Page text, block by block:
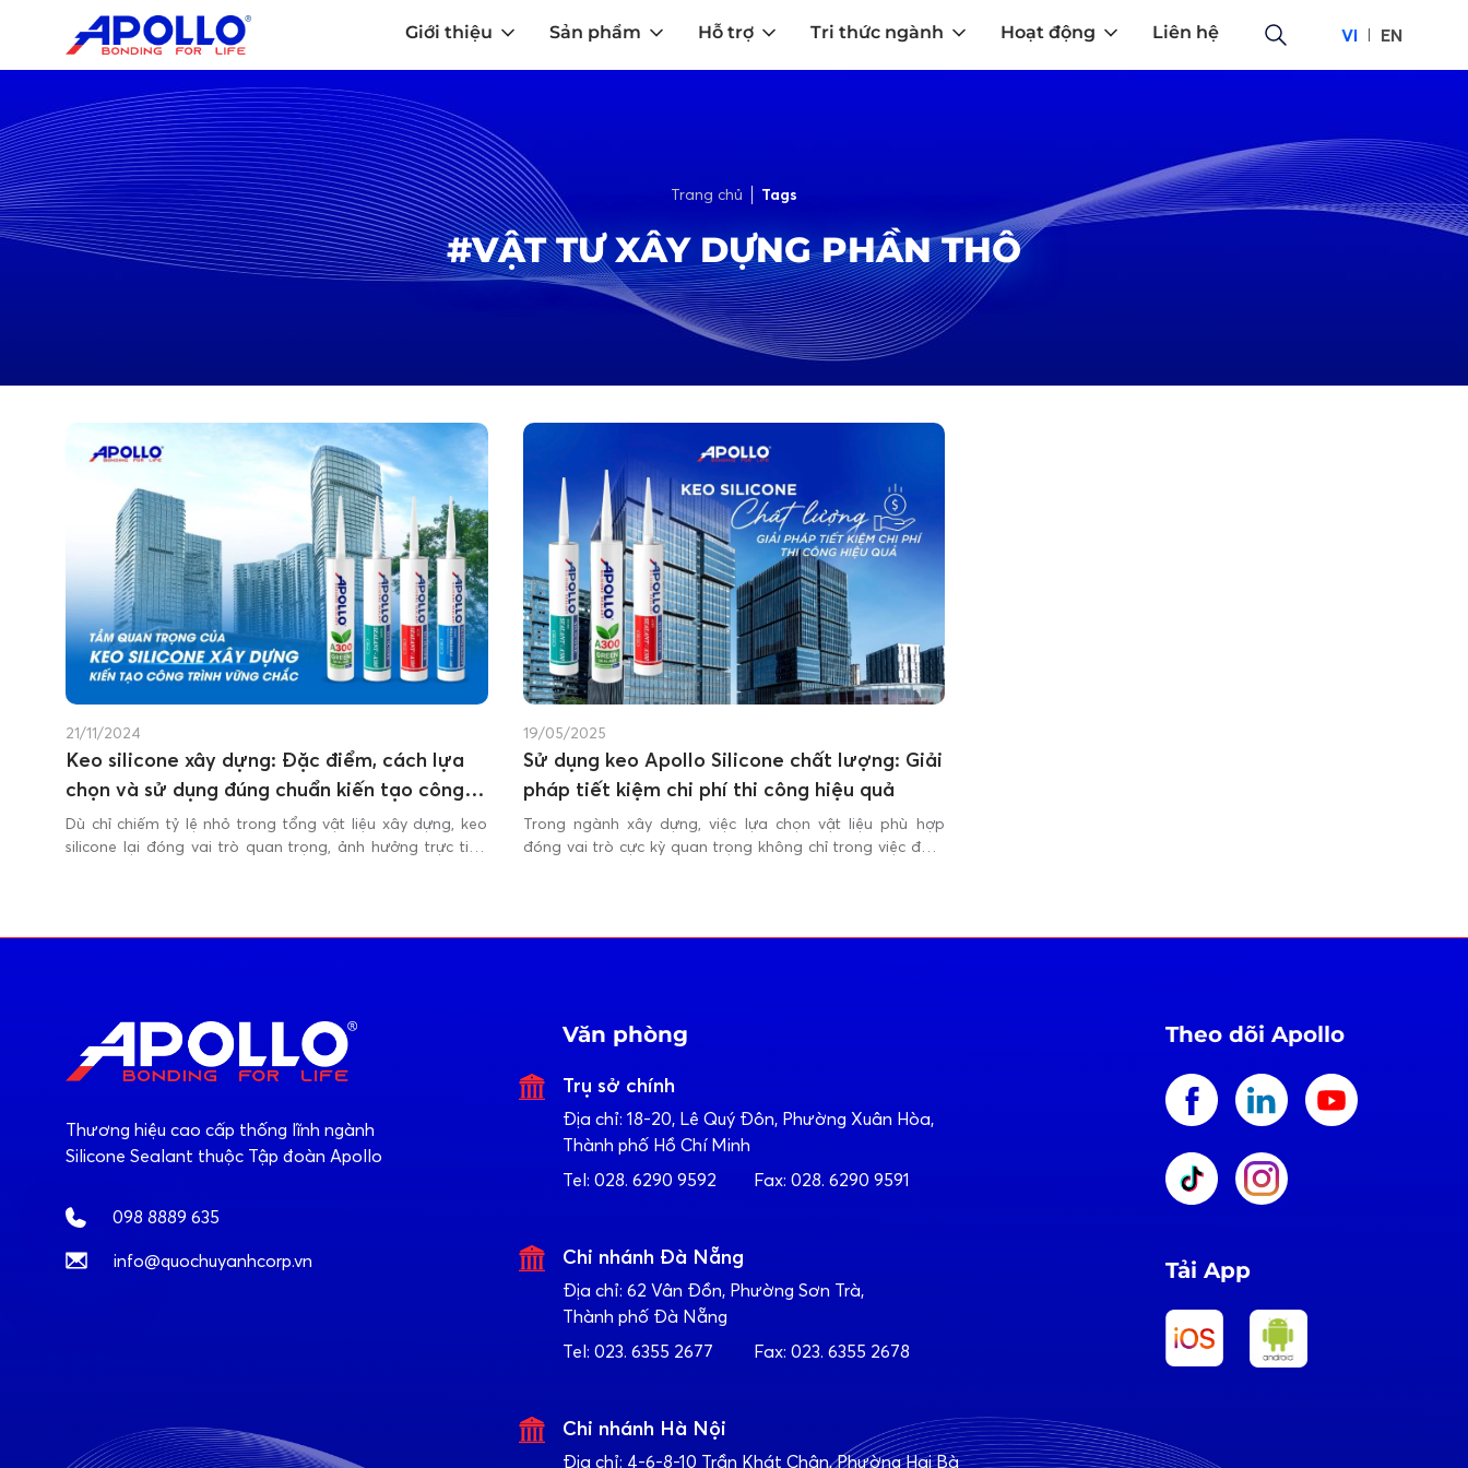
Giới thiệu Sản phẩm Hỗ trợ Tri thức ngành Hoạt động Liên hệ VI EN
Trang chủ Tags
#VẬT TƯ XÂY DỰNG PHẦN THÔ
21/11/2024
Keo silicone xây dựng: Đặc điểm, cách lựa
chọn và sử dụng đúng chuẩn kiến tạo công
trình vững chắc
Dù chỉ chiếm tỷ lệ nhỏ trong tổng vật liệu xây dựng, keo
silicone lại đóng vai trò quan trọng, ảnh hưởng trực tiếp
thường xuyên chịu tác động của thời tiết khắc nghiệt.
19/05/2025
Sử dụng keo Apollo Silicone chất lượng: Giải
pháp tiết kiệm chi phí thi công hiệu quả
Trong ngành xây dựng, việc lựa chọn vật liệu phù hợp
đóng vai trò cực kỳ quan trọng không chỉ trong việc đảm
Thương hiệu cao cấp thống lĩnh ngành
Silicone Sealant thuộc Tập đoàn Apollo
098 8889 635
info@quochuyanhcorp.vn
Văn phòng
Trụ sở chính
Địa chỉ: 18-20, Lê Quý Đôn, Phường Xuân Hòa,
Thành phố Hồ Chí Minh
Tel: 028. 6290 9592 Fax: 028. 6290 9591
Chi nhánh Đà Nẵng
Địa chỉ: 62 Vân Đồn, Phường Sơn Trà,
Thành phố Đà Nẵng
Tel: 023. 6355 2677 Fax: 023. 6355 2678
Chi nhánh Hà Nội
Địa chỉ: 4-6-8-10 Trần Khát Chân, Phường Hai Bà
Theo dõi Apollo
Tải App